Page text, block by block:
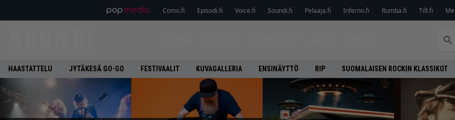
Como.fi Episodi.fi Voice.fi Soundi.fi Pelaaja.fi Inferno.fi Rumba.fi Tilt.fi
HAASTATTELU JYTÄKESÄ GO-GO FESTIVAALIT KUVAGALLERIA ENSINÄYTTÖ RIP SUOMALAISEN ROCKIN KLASSIKOT